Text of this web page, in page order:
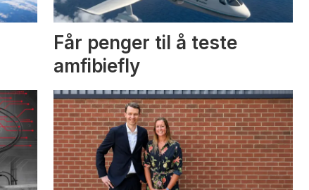
Får penger til å teste
amfibiefly